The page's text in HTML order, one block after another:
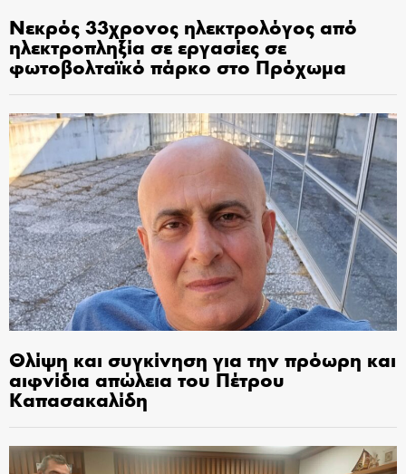
Νεκρός 33χρονος ηλεκτρολόγος από
ηλεκτροπληξία σε εργασίες σε
φωτοβολταϊκό πάρκο στο Πρόχωμα
Θλίψη και συγκίνηση για την πρόωρη και
αιφνίδια απώλεια του Πέτρου
Καπασακαλίδη